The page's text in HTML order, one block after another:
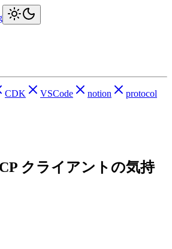
CDK VSCode notion
protocol
クライアントの気持